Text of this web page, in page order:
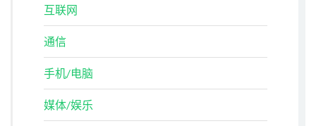
互联网
通信
手机/电脑
媒体/娱乐